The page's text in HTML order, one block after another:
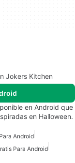
Jokers Kitchen
en Android que
en Halloween.
Android
Para Android